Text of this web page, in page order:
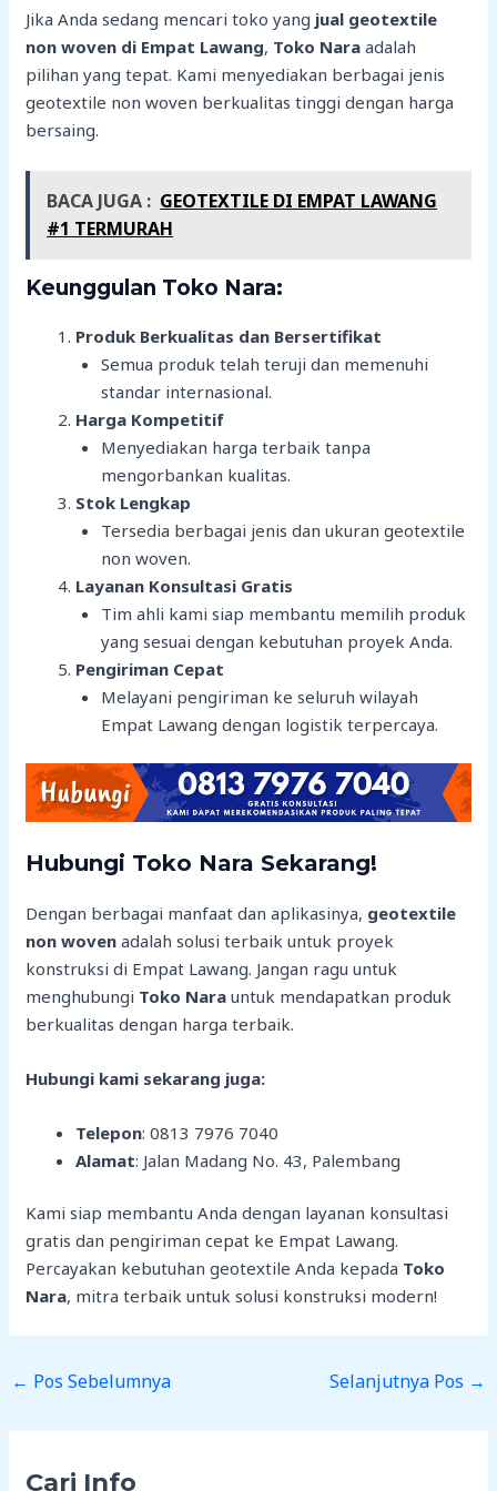
Jika Anda sedang mencari toko yang jual geotextile
non woven di Empat Lawang, Toko Nara adalah
pilihan yang tepat. Kami menyediakan berbagai jenis
geotextile non woven berkualitas tinggi dengan harga
bersaing.
BACA JUGA : GEOTEXTILE DI EMPAT LAWANG
#1 TERMURAH
Keunggulan Toko Nara:
Produk Berkualitas dan Bersertifikat
Semua produk telah teruji dan memenuhi
standar internasional.
Harga Kompetitif
Menyediakan harga terbaik tanpa
mengorbankan kualitas.
Stok Lengkap
Tersedia berbagai jenis dan ukuran geotextile
non woven.
Layanan Konsultasi Gratis
Tim ahli kami siap membantu memilih produk
yang sesuai dengan kebutuhan proyek Anda.
Pengiriman Cepat
Melayani pengiriman ke seluruh wilayah
Empat Lawang dengan logistik terpercaya.
Hubungi Toko Nara Sekarang!
Dengan berbagai manfaat dan aplikasinya, geotextile
non woven adalah solusi terbaik untuk proyek
konstruksi di Empat Lawang. Jangan ragu untuk
menghubungi Toko Nara untuk mendapatkan produk
berkualitas dengan harga terbaik.
Hubungi kami sekarang juga:
Telepon: 0813 7976 7040
Alamat: Jalan Madang No. 43, Palembang
Kami siap membantu Anda dengan layanan konsultasi
gratis dan pengiriman cepat ke Empat Lawang.
Percayakan kebutuhan geotextile Anda kepada Toko
Nara, mitra terbaik untuk solusi konstruksi modern!
← Pos Sebelumnya Selanjutnya Pos →
Cari Info